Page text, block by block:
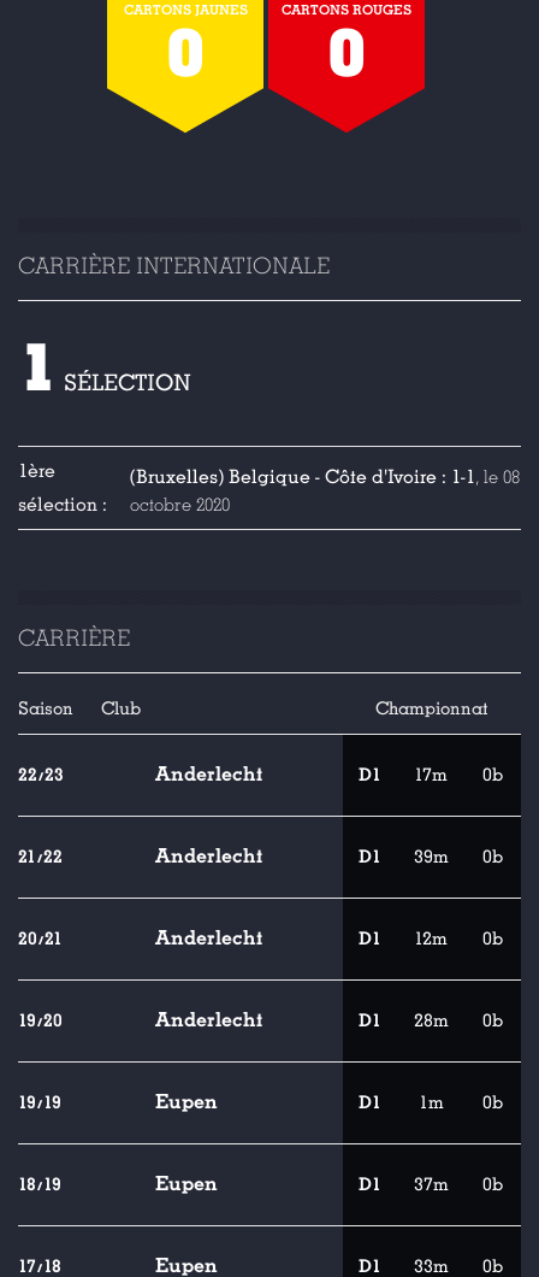
CARTONS JAUNES
0
CARTONS ROUGES
0
CARRIÈRE INTERNATIONALE
1 SÉLECTION
1ère
sélection :
(Bruxelles) Belgique - Côte d'Ivoire : 1-1, le 08
octobre 2020
CARRIÈRE
Saison Club Championnat
22/23 Anderlecht D1 17m 0b
21/22 Anderlecht D1 39m 0b
20/21 Anderlecht D1 12m 0b
19/20 Anderlecht D1 28m 0b
19/19 Eupen D1 1m 0b
18/19 Eupen D1 37m 0b
17/18 Eupen D1 33m 0b